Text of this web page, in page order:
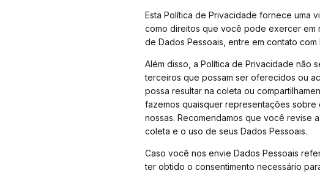
Esta Política de Privacidade fornece uma
como direitos que você pode exercer em
de Dados Pessoais, entre em contato com
Além disso, a Política de Privacidade não
terceiros que possam ser oferecidos ou
possa resultar na coleta ou
fazemos quaisquer representações
nossas. Recomendamos que você revise
coleta e o uso de seus Dados Pessoais.
Caso você nos envie Dados Pessoais
ter obtido o consentimento necessário